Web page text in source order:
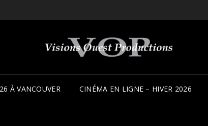
À VANCOUVER CINÉMA EN LIGNE – HIVER 2026